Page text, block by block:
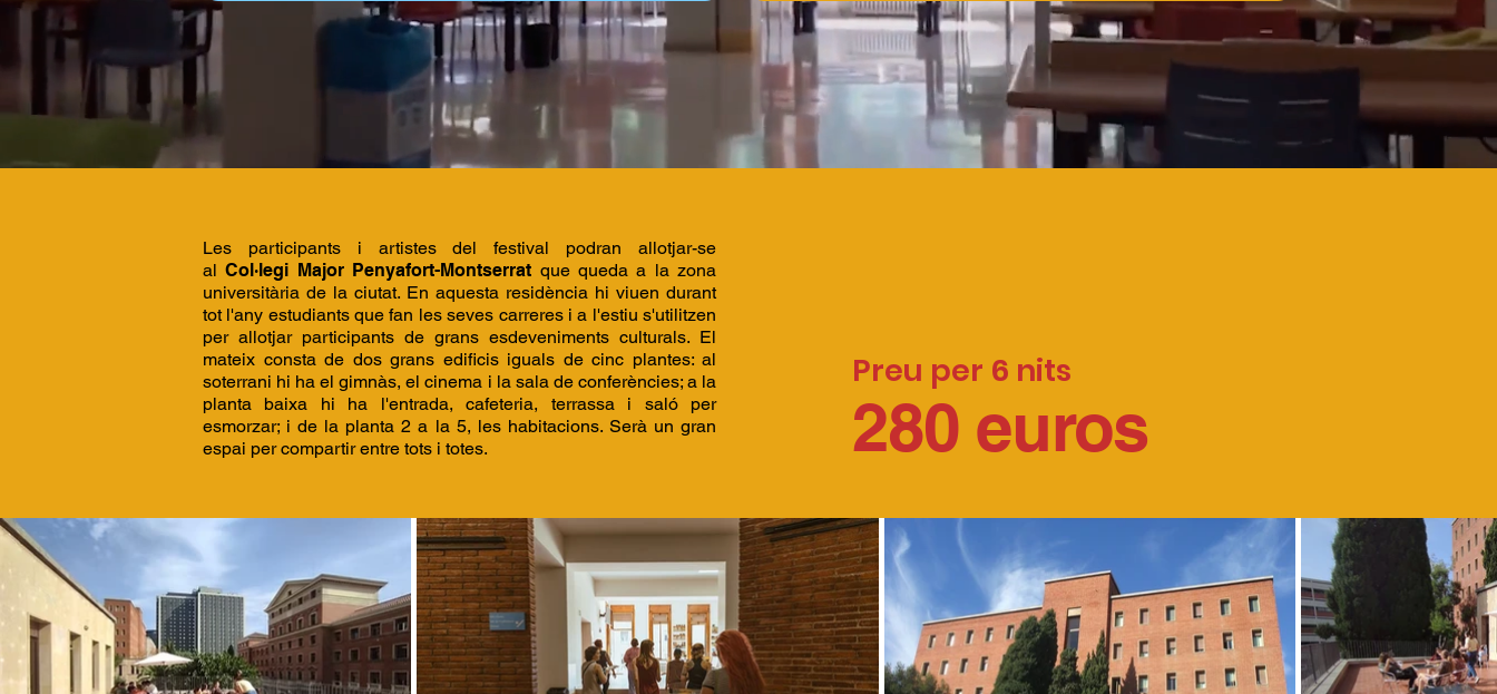
Les participants i artistes del festival podran allotjar-se
alCol·legi Major Penyafort-Montserrat que queda a la zona
universitària de la ciutat. En aquesta residència hi viuen durant
tot l'any estudiants que fan les seves carreres i a l'estiu s'utilitzen
per allotjar participants de grans esdeveniments culturals. El
mateix consta de dos grans edificis iguals de cinc plantes: al
soterrani hi ha el gimnàs, el cinema i la sala de conferències; a la
planta baixa hi ha l'entrada, cafeteria, terrassa i saló per
esmorzar; i de la planta 2 a la 5, les habitacions. Serà un gran
espai per compartir entre tots i totes.
Preu per 6 nits
280 euros